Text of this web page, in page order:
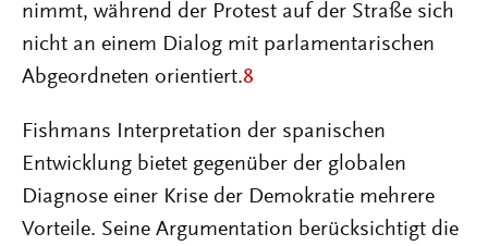
nimmt, während der Protest auf der Straße sich
nicht an einem Dialog mit parlamentarischen
Abgeordneten orientiert.8
Fishmans Interpretation der spanischen
Entwicklung bietet gegenüber der globalen
Diagnose einer Krise der Demokratie mehrere
Vorteile. Seine Argumentation berücksichtigt die